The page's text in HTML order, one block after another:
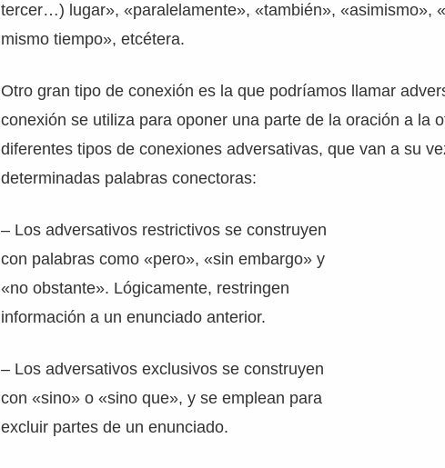
tercer…) lugar», «paralelamente», «también», «asimismo»,
mismo tiempo», etcétera.
Otro gran tipo de conexión es la que podríamos llamar
conexión se utiliza para oponer una parte de la oración a la
diferentes tipos de conexiones adversativas, que van a su
determinadas palabras conectoras:
– Los adversativos restrictivos se construyen
con palabras como «pero», «sin embargo» y
«no obstante». Lógicamente, restringen
información a un enunciado anterior.
– Los adversativos exclusivos se construyen
con «sino» o «sino que», y se emplean para
excluir partes de un enunciado.